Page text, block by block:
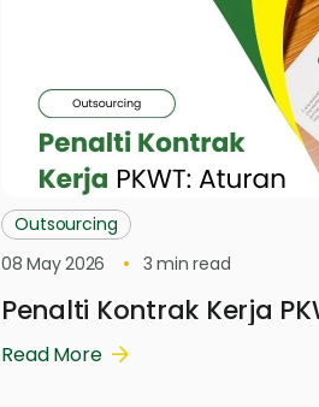
Outsourcing
08 May 2026
3 min read
Penalti Kontrak Kerja
Read More